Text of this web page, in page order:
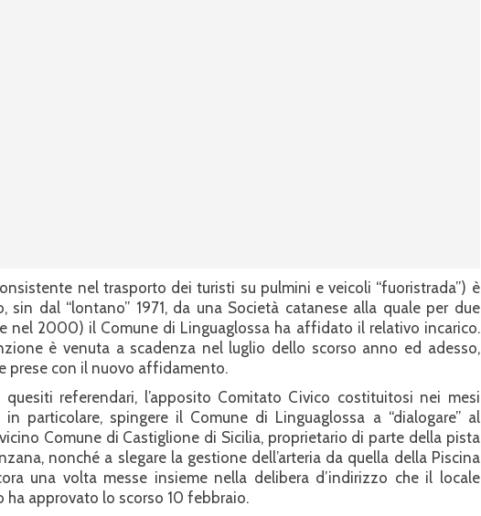
nel trasporto dei turisti su pulmini e veicoli “fuoristrada”) è
sin dal “lontano” 1971, da una Società catanese alla quale per due
nel 2000) il Comune di Linguaglossa ha affidato il relativo incarico.
è venuta a scadenza nel luglio dello scorso anno ed adesso,
prese con il nuovo affidamento.
quesiti referendari, l’apposito Comitato Civico costituitosi nei mesi
in particolare, spingere il Comune di Linguaglossa a “dialogare” al
Comune di Castiglione di Sicilia, proprietario di parte della pista
nonché a slegare la gestione dell’arteria da quella della Piscina
una volta messe insieme nella delibera d’indirizzo che il locale
ha approvato lo scorso 10 febbraio.